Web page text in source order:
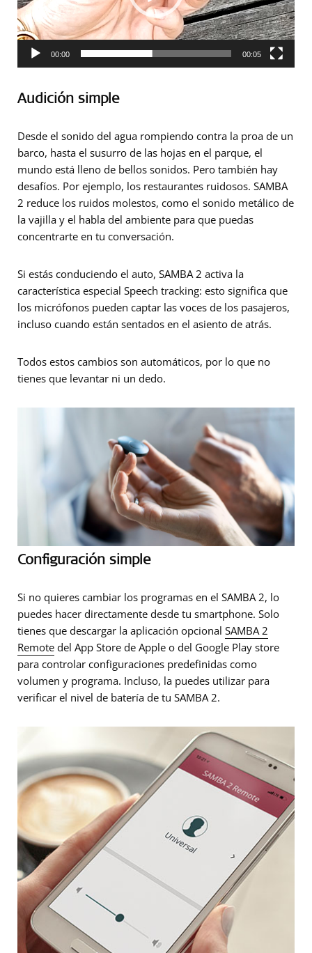
00:00 00:05
Audición simple
Desde el sonido del agua rompiendo contra la proa de un
barco, hasta el susurro de las hojas en el parque, el
mundo está lleno de bellos sonidos. Pero también hay
desafíos. Por ejemplo, los restaurantes ruidosos. SAMBA
2 reduce los ruidos molestos, como el sonido metálico de
la vajilla y el habla del ambiente para que puedas
concentrarte en tu conversación.
Si estás conduciendo el auto, SAMBA 2 activa la
característica especial Speech tracking: esto significa que
los micrófonos pueden captar las voces de los pasajeros,
incluso cuando están sentados en el asiento de atrás.
Todos estos cambios son automáticos, por lo que no
tienes que levantar ni un dedo.
Configuración simple
Si no quieres cambiar los programas en el SAMBA 2, lo
puedes hacer directamente desde tu smartphone. Solo
tienes que descargar la aplicación opcional SAMBA 2
Remote del App Store de Apple o del Google Play store
para controlar configuraciones predefinidas como
volumen y programa. Incluso, la puedes utilizar para
verificar el nivel de batería de tu SAMBA 2.